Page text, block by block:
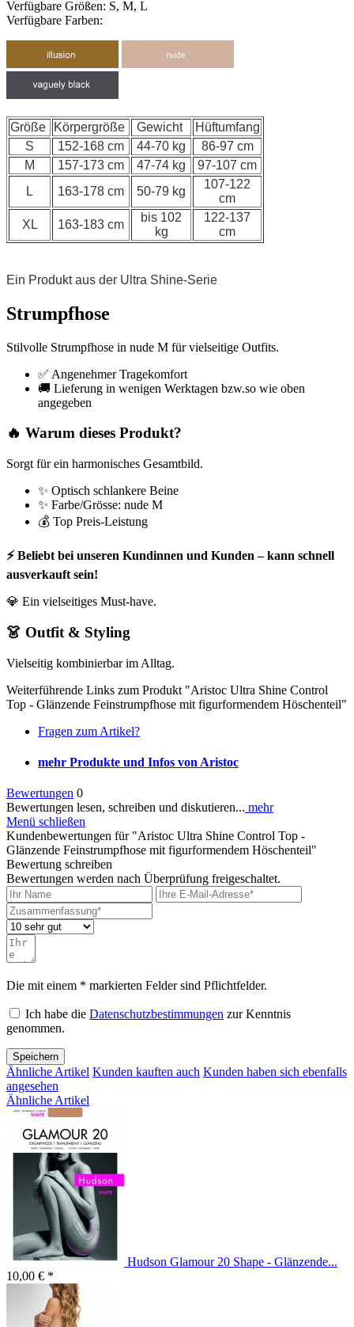
Verfügbare Größen: S, M, L
Verfügbare Farben:
Größe Körpergröße Gewicht
Hüftumfang
S
152-168 cm 44-70 kg
86-97 cm
M
157-173 cm 47-74 kg
97-107 cm
L
163-178 cm 50-79 kg
107-122
cm
XL
163-183 cm
bis 102
kg
122-137
cm
Ein Produkt aus der Ultra Shine-Serie
Strumpfhose
Stilvolle Strumpfhose in nude M für vielseitige Outfits.
✅ Angenehmer Tragekomfort
🚚 Lieferung in wenigen Werktagen bzw.so wie oben
angegeben
🔥 Warum dieses Produkt?
Sorgt für ein harmonisches Gesamtbild.
✨ Optisch schlankere Beine
✨ Farbe/Grösse: nude M
💰 Top Preis-Leistung
⚡ Beliebt bei unseren Kundinnen und Kunden – kann schnell
ausverkauft sein!
💎 Ein vielseitiges Must-have.
👗 Outfit & Styling
Vielseitig kombinierbar im Alltag.
Weiterführende Links zum Produkt "Aristoc Ultra Shine Control
Top - Glänzende Feinstrumpfhose mit figurformendem Höschenteil"
Fragen zum Artikel?
mehr Produkte und Infos von Aristoc
Bewertungen 0
Bewertungen lesen, schreiben und diskutieren... mehr
Menü schließen
Kundenbewertungen für "Aristoc Ultra Shine Control Top -
Glänzende Feinstrumpfhose mit figurformendem Höschenteil"
Bewertung schreiben
Bewertungen werden nach Überprüfung freigeschaltet.
Die mit einem * markierten Felder sind Pflichtfelder.
Ich habe die Datenschutzbestimmungen zur Kenntnis
genommen.
Speichern
Ähnliche Artikel Kunden kauften auch Kunden haben sich ebenfalls
angesehen
Ähnliche Artikel
Hudson Glamour 20 Shape - Glänzende...
10,00 € *